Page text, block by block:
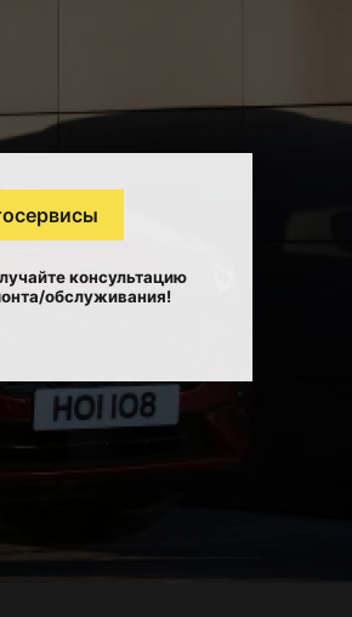
консультацию
обслуживания!